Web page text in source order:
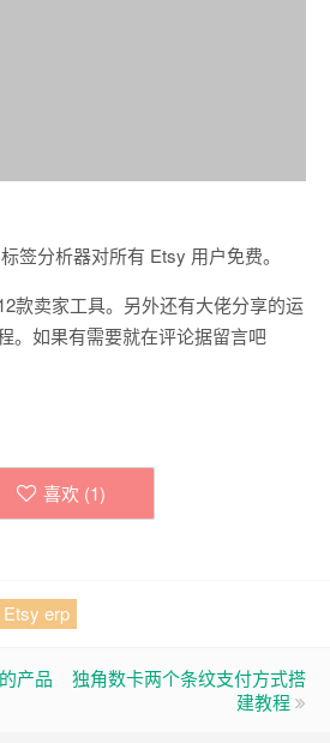
签分析器对所有 Etsy 用户免费。
款卖家工具。另外还有大佬分享的运
。如果有需要就在评论据留言吧
喜欢 (1)
Etsy erp
产品
独角数卡两个条纹支付方式搭
建教程